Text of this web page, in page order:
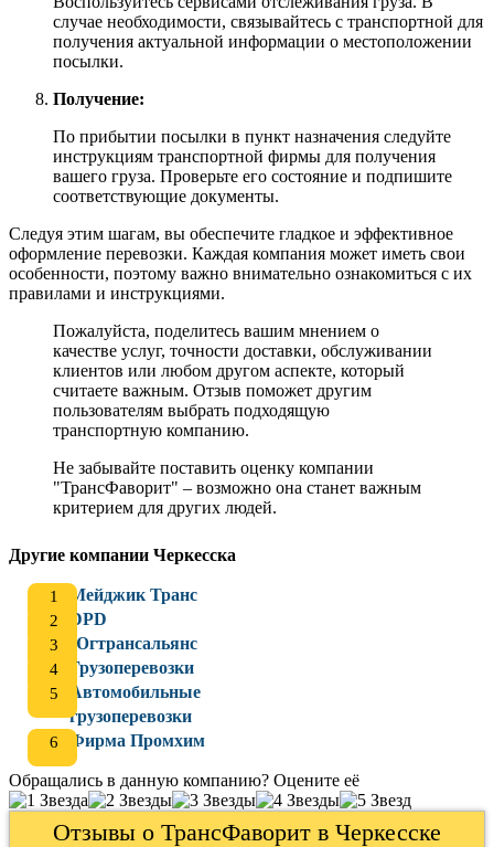
случае необходимости, связывайтесь с транспортной для
получения актуальной информации о местоположении
посылки.
Получение:
По прибытии посылки в пункт назначения следуйте
инструкциям транспортной фирмы для получения
вашего груза. Проверьте его состояние и подпишите
соответствующие документы.
Следуя этим шагам, вы обеспечите гладкое и эффективное
оформление перевозки. Каждая компания может иметь свои
особенности, поэтому важно внимательно ознакомиться с их
правилами и инструкциями.
Пожалуйста, поделитесь вашим мнением о
качестве услуг, точности доставки, обслуживании
клиентов или любом другом аспекте, который
считаете важным. Отзыв поможет другим
пользователям выбрать подходящую
транспортную компанию.
Не забывайте поставить оценку компании
"ТрансФаворит" – возможно она станет важным
критерием для других людей.
Другие компании Черкесска
Мейджик Транс
DPD
Югтрансальянс
Грузоперевозки
Автомобильные
грузоперевозки
Фирма Промхим
Обращались в данную компанию? Оцените её
Отзывы о ТрансФаворит в Черкесске